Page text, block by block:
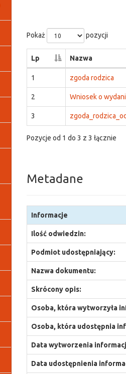
Pokaż pozycji
Lp Nazwa
1 zgoda rodzica
2 Wniosek o
3
Pozycje od 1 do 3 z 3 łącznie
Metadane
Informacje
Ilość odwiedzin:
Podmiot udostępniający:
Nazwa dokumentu:
Skrócony opis:
Osoba, która wytworzyła
Osoba, która udostępnia
Data wytworzenia
Data udostępnienia